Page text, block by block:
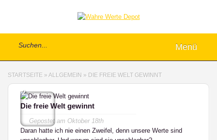
Menü
STARTSEITE » ALLGEMEIN » DIE FREIE WELT GEWINNT
2
Die freie Welt gewinnt
Gepostet am Oktober 18th
Daran hatte ich nie einen Zweifel, denn unsere Werte sind